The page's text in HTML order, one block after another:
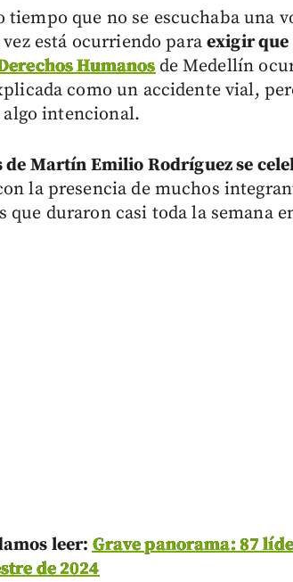
tiempo que no se escuchaba una
está ocurriendo paraexigir que
Humanos de Medellín
como un accidente vial,
algo intencional.
de Martín Emilio Rodríguez se
la presencia de muchos
que duraron casi toda la semana
leer:Grave panorama: 87
de 2024